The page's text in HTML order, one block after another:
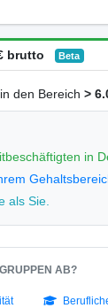
brutto Beta
den Bereich>
in
als Sie.
AB?